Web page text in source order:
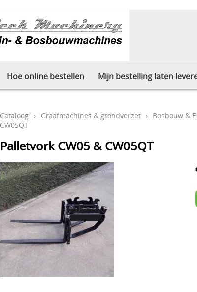
Hoe online bestellen Mijn bestelling laten
Cataloog › Graafmachines & grondverzet › Bosbouw &
CW05QT
Palletvork CW05 & CW05QT